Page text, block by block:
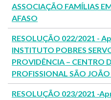
ASSOCIAÇÃO FAMÍLIAS
AFASO
RESOLUÇÃO 022/2021 -
INSTITUTO POBRES
PROVIDÊNCIA – CENTRO
PROFISSIONAL SÃO
RESOLUÇÃO 023/2021 -